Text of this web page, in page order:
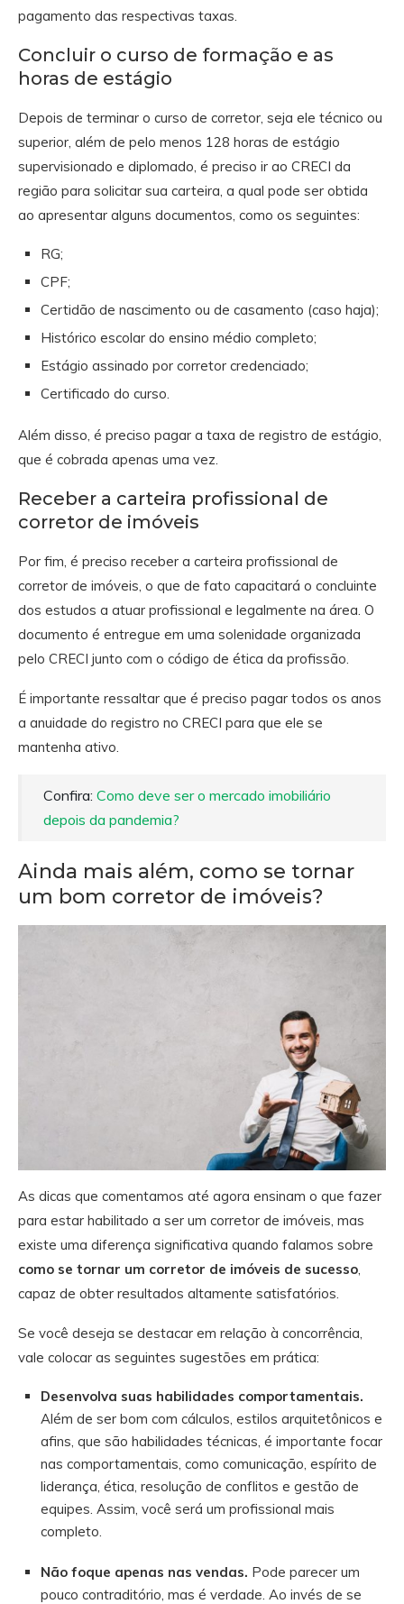
pagamento das respectivas taxas.
Concluir o curso de formação e as
horas de estágio
Depois de terminar o curso de corretor, seja ele técnico ou
superior, além de pelo menos 128 horas de estágio
supervisionado e diplomado, é preciso ir ao CRECI da
região para solicitar sua carteira, a qual pode ser obtida
ao apresentar alguns documentos, como os seguintes:
RG;
CPF;
Certidão de nascimento ou de casamento (caso haja);
Histórico escolar do ensino médio completo;
Estágio assinado por corretor credenciado;
Certificado do curso.
Além disso, é preciso pagar a taxa de registro de estágio,
que é cobrada apenas uma vez.
Receber a carteira profissional de
corretor de imóveis
Por fim, é preciso receber a carteira profissional de
corretor de imóveis, o que de fato capacitará o concluinte
dos estudos a atuar profissional e legalmente na área. O
documento é entregue em uma solenidade organizada
pelo CRECI junto com o código de ética da profissão.
É importante ressaltar que é preciso pagar todos os anos
a anuidade do registro no CRECI para que ele se
mantenha ativo.
Confira: Como deve ser o mercado imobiliário
depois da pandemia?
Ainda mais além, como se tornar
um bom corretor de imóveis?
As dicas que comentamos até agora ensinam o que fazer
para estar habilitado a ser um corretor de imóveis, mas
existe uma diferença significativa quando falamos sobre
como se tornar um corretor de imóveis de sucesso
capaz de obter resultados altamente satisfatórios.
Se você deseja se destacar em relação à concorrência,
vale colocar as seguintes sugestões em prática:
Desenvolva suas habilidades comportamentais.
Além de ser bom com cálculos, estilos arquitetônicos e
afins, que são habilidades técnicas, é importante focar
nas comportamentais, como comunicação, espírito de
liderança, ética, resolução de conflitos e gestão de
equipes. Assim, você será um profissional mais
completo.
Não foque apenas nas vendas. Pode parecer um
pouco contraditório, mas é verdade. Ao invés de se